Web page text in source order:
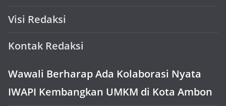
Visi Redaksi
Kontak Redaksi
Wawali Berharap Ada Kolaborasi Nyata
IWAPI Kembangkan UMKM di Kota Ambon